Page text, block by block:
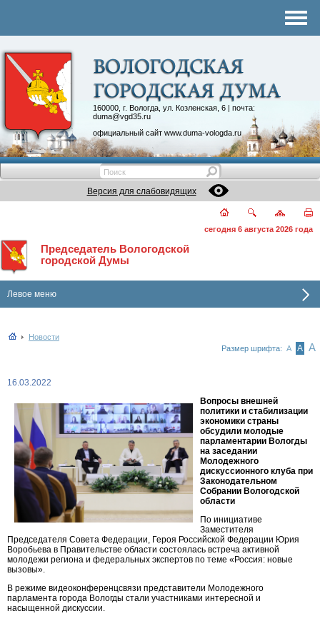
160000, г. Вологда, ул. Козленская, 6 | почта:
duma@vgd35.ru
официальный сайт www.duma-vologda.ru
Контакты
Депутатские объединения
Версия для слабовидящих
сегодня 6 августа 2026 года
Председатель Вологодской
городской Думы
Левое меню
Новости
Размер шрифта: А А А
16.03.2022
Вопросы внешней
политики и стабилизации
экономики страны
обсудили молодые
парламентарии Вологды
на заседании
Молодежного
дискуссионного клуба при
Законодательном
Собрании Вологодской
области
По инициативе
Заместителя
Председателя Совета Федерации, Героя Российской Федерации Юрия
Воробьева в Правительстве области состоялась встреча активной
молодежи региона и федеральных экспертов по теме «Россия: новые
вызовы».
В режиме видеоконференцсвязи представители Молодежного
парламента города Вологды стали участниками интересной и
насыщенной дискуссии.